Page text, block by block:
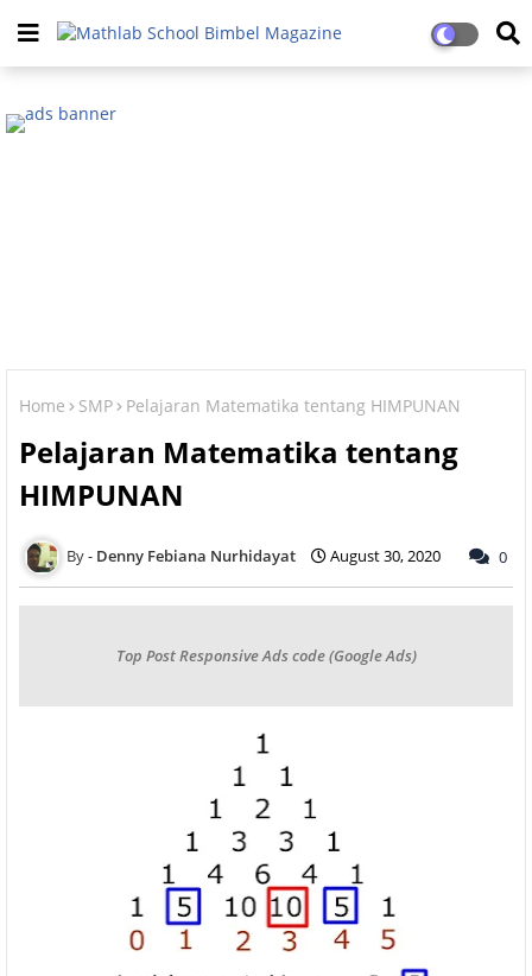
Home SMP Pelajaran Matematika tentang HIMPUNAN
Pelajaran Matematika tentang
HIMPUNAN
Denny Febiana Nurhidayat August 30, 2020 0
Top Post Responsive Ads code (Google Ads)